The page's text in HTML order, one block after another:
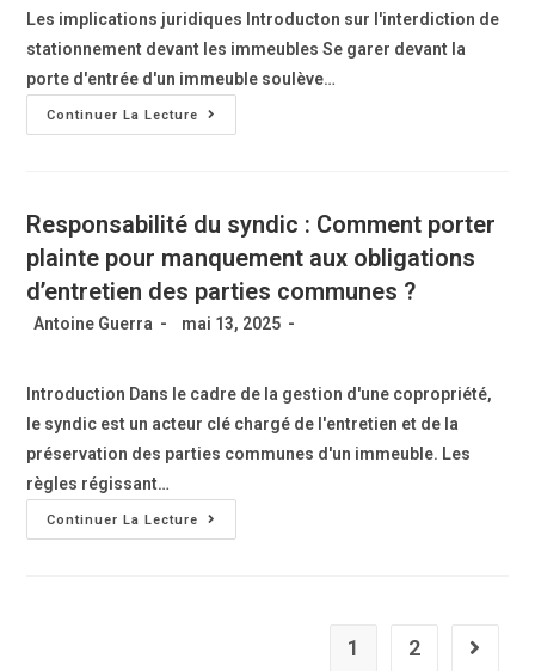
Les implications juridiques Introducton sur l'interdiction de
stationnement devant les immeubles Se garer devant la
porte d'entrée d'un immeuble soulève…
Continuer La Lecture
Responsabilité du syndic : Comment porter
plainte pour manquement aux obligations
d’entretien des parties communes ?
Antoine Guerra mai 13, 2025
Introduction Dans le cadre de la gestion d'une copropriété,
le syndic est un acteur clé chargé de l'entretien et de la
préservation des parties communes d'un immeuble. Les
règles régissant…
Continuer La Lecture
1 2